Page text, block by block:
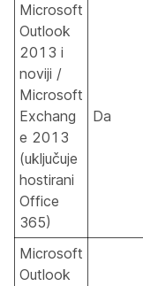
Microsoft
Outlook
2013 i
noviji /
Microsoft
Exchang
e 2013
(uključuje
hostirani
Office
365)
Da
Microsoft
Outlook